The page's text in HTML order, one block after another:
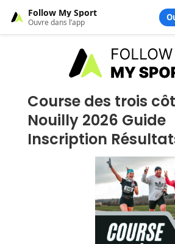
Course des trois
Nouilly 2026 Guide
Inscription
Follow My Sport
Ouvre dans l’app